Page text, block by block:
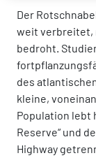
Der
weit verbreitet,
bedroht.
des
kleine,
Population lebt
Reserve“ und
Highway